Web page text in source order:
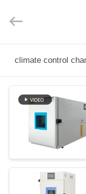
ΠΡΟΪΌΝΤΑ
ΠΕΡΊΠΟΥ
ΕΜΕΊΣ
ΓΎΡΟΣ
Co.,
Reserved.
climate control